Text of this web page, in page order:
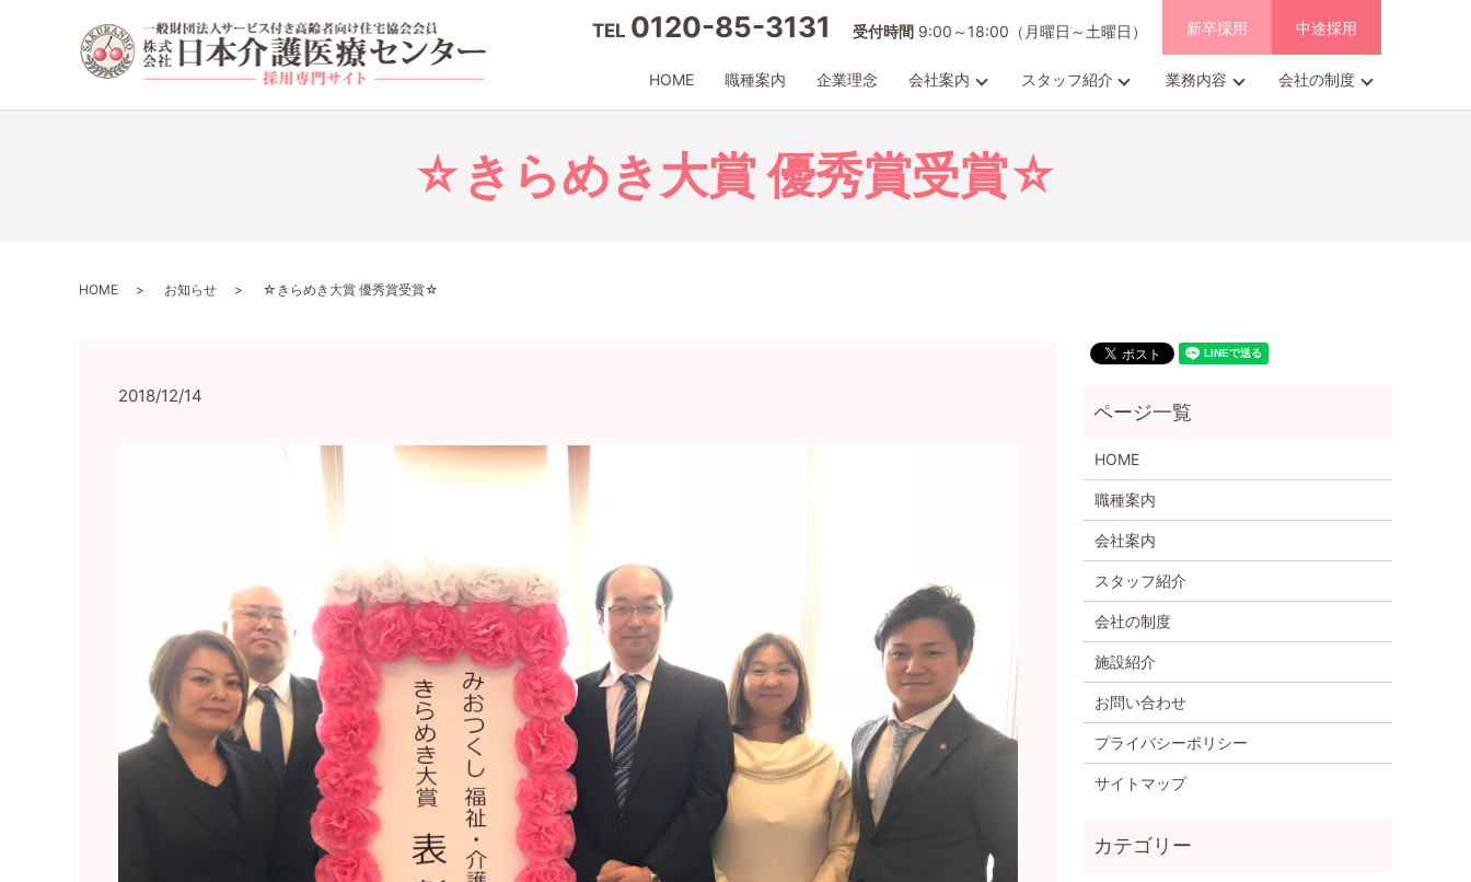
TEL 0120-85-3131 受付時間 9:00～18:00（月曜日～土曜日） 新卒採用 中途採用
HOME 職種案内 企業理念 会社案内 スタッフ紹介 業務内容 会社の制度
☆きらめき大賞 優秀賞受賞☆
HOME お知らせ ☆きらめき大賞 優秀賞受賞☆
2018/12/14
HOME
職種案内
会社案内
スタッフ紹介
会社の制度
施設紹介
お問い合わせ
プライバシーポリシー
サイトマップ